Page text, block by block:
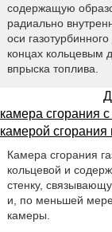
содержащую
радиально
оси
концах кольцевым
впрыска топлива.
камера сгорания
камерой сгорания
Камера сгорания
кольцевой и
стенку,
и, по меньшей
камеры.